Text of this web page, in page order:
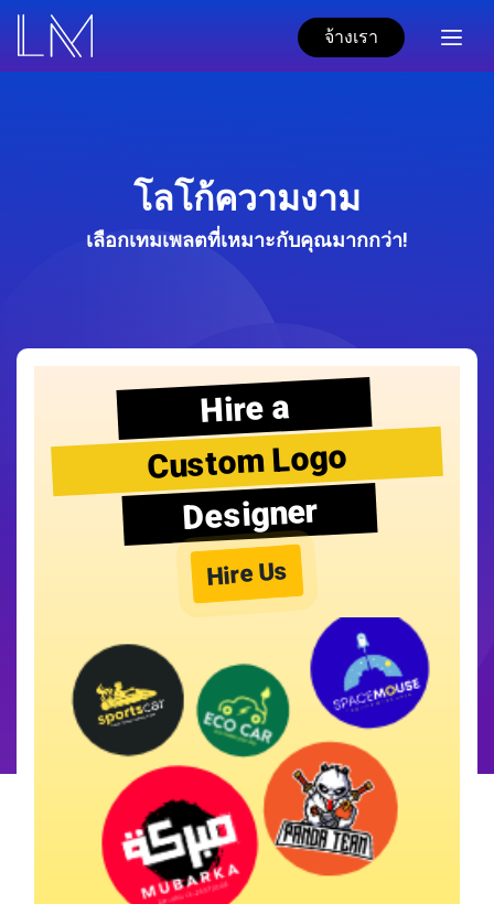
จ้างเรา
โลโก้ความงาม
เลือกเทมเพลตที่เหมาะกับคุณมากกว่า!
Hire a
Custom Logo
Designer
Hire Us